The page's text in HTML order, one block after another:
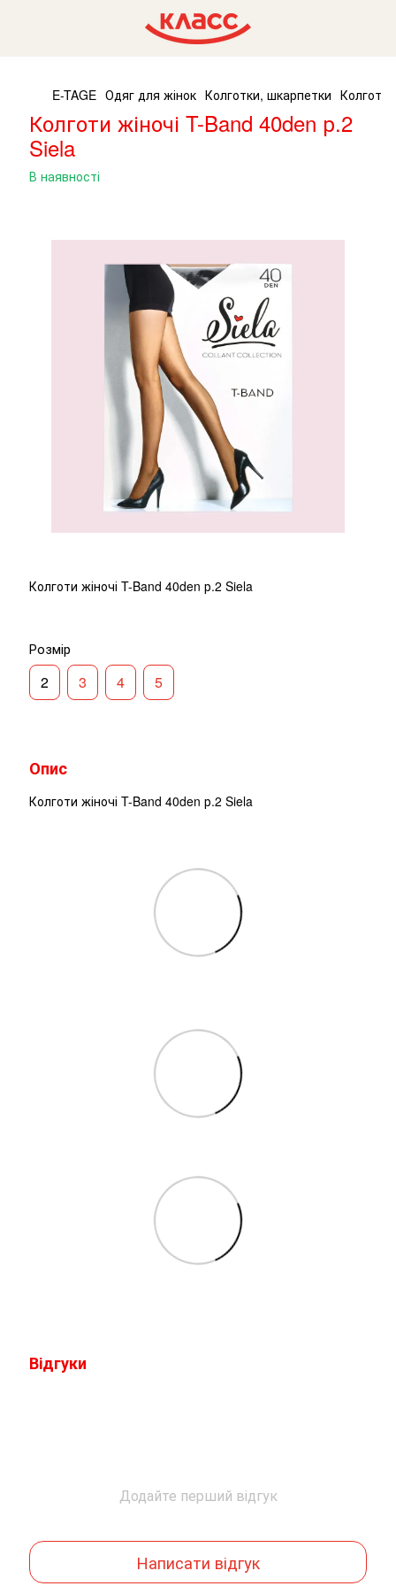
E-TAGE Одяг для жінок Колготки, шкарпетки Колготи
Колготи жіночі T-Band 40den р.2
Siela
В наявності
Колготи жіночі T-Band 40den р.2 Siela
Розмір
2 3 4 5
Опис
Колготи жіночі T-Band 40den р.2 Siela
Відгуки
Додайте перший відгук
Написати відгук